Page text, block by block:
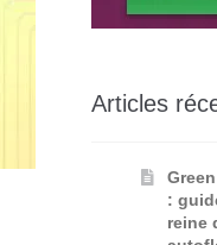
Articles
:
reine